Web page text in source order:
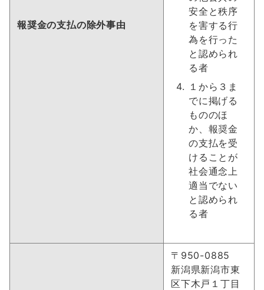
報奨金の支払の除外事由
安全と秩序
を害する行
為を行った
と認められ
る者
１から３ま
でに掲げる
もののほ
か、報奨金
の支払を受
けることが
社会通念上
適当でない
と認められ
る者
〒950-0885
新潟県新潟市東
区下木戸１丁目